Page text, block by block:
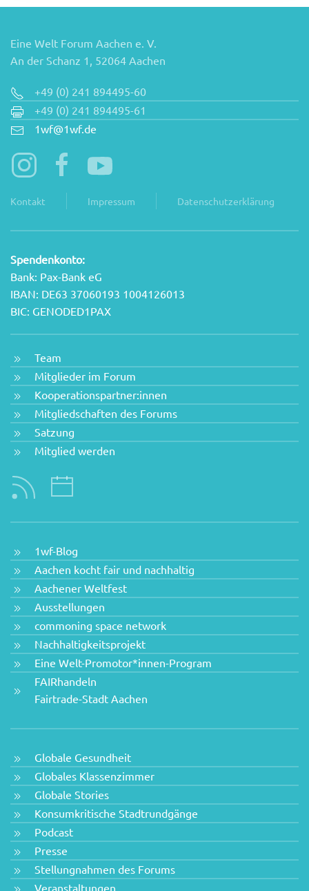
Eine Welt Forum Aachen e. V.
An der Schanz 1, 52064 Aachen
+49 (0) 241 894495-60
+49 (0) 241 894495-61
1wf@1wf.de
Kontakt Impressum Datenschutzerklärung
Spendenkonto:
Bank: Pax-Bank eG
IBAN: DE63 37060193 1004126013
BIC: GENODED1PAX
Team
Mitglieder im Forum
Kooperationspartner:innen
Mitgliedschaften des Forums
Satzung
Mitglied werden
1wf-Blog
Aachen kocht fair und nachhaltig
Aachener Weltfest
Ausstellungen
commoning space network
Nachhaltigkeitsprojekt
Eine Welt-Promotor*innen-Program
FAIRhandeln
Fairtrade-Stadt Aachen
Globale Gesundheit
Globales Klassenzimmer
Globale Stories
Konsumkritische Stadtrundgänge
Podcast
Presse
Stellungnahmen des Forums
Veranstaltungen